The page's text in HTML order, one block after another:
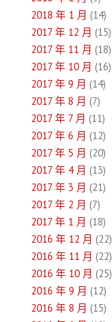
2018 年 1 月 (14)
2017 年 12 月 (15)
2017 年 11 月 (18)
2017 年 10 月 (16)
2017 年 9 月 (14)
2017 年 8 月 (7)
2017 年 7 月 (11)
2017 年 6 月 (12)
2017 年 5 月 (20)
2017 年 4 月 (13)
2017 年 3 月 (21)
2017 年 2 月 (7)
2017 年 1 月 (18)
2016 年 12 月 (22)
2016 年 11 月 (22)
2016 年 10 月 (25)
2016 年 9 月 (12)
2016 年 8 月 (15)